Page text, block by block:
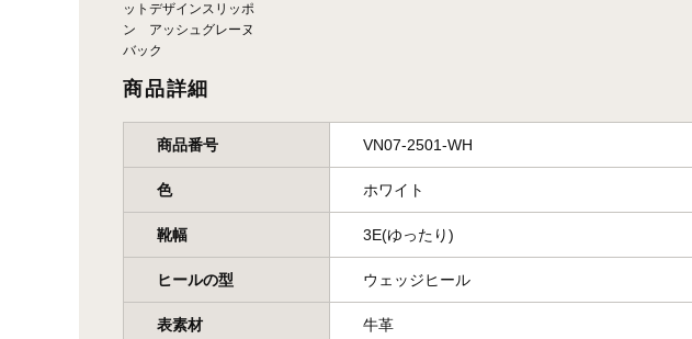
ットデザインスリッポ
ン アッシュグレーヌ
バック
商品詳細
商品番号 VN07-2501-WH
色 ホワイト
靴幅 3E(ゆったり)
ヒールの型 ウェッジヒール
表素材 牛革